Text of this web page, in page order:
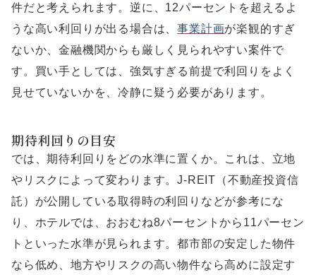
件だと考えられます。逆に、12パーセントを超えるよ
うな高い利回りが出る場合は、事業計画が楽観的すぎ
ないか、金融機関からも厳しく見られやすい案件で
す。買い手としては、強気すぎる前提で利回りをよく
見せていないかを、冷静に疑う必要があります。
期待利回りの目安
では、期待利回りをどの水準に置くか。これは、立地
やリスクによって変わります。J-REIT（不動産投資信
託）が公開している取得時の利回りなどが参考にな
り、ホテルでは、おおむね8パーセントから11パーセン
トといった水準が見られます。都市部の安定した物件
なら低め、地方やリスクの高い物件なら高めに設定す